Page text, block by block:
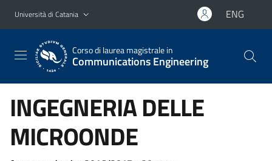
Vai al contenuto principale
Vai al menu di navigazione
Università di Catania ENG
Corso di laurea magistrale in
Communications Engineering
INGEGNERIA DELLE
MICROONDE